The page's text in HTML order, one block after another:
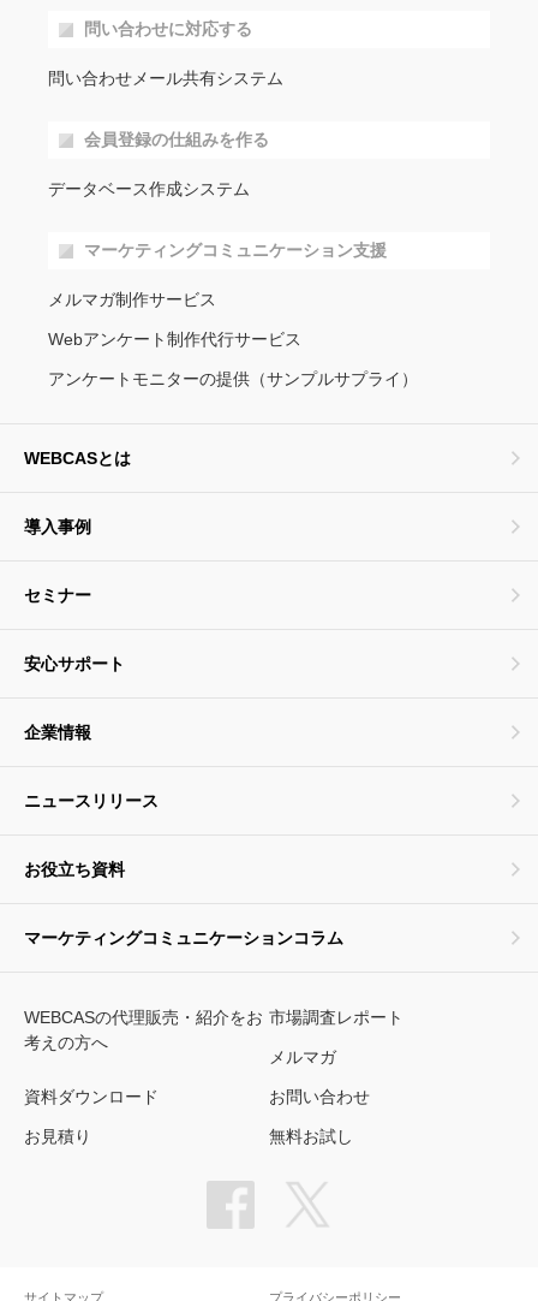
問い合わせに対応する
問い合わせメール共有システム
会員登録の仕組みを作る
データベース作成システム
マーケティングコミュニケーション支援
メルマガ制作サービス
Webアンケート制作代行サービス
アンケートモニターの提供（サンプルサプライ）
WEBCASとは
導入事例
セミナー
安心サポート
企業情報
ニュースリリース
お役立ち資料
マーケティングコミュニケーションコラム
WEBCASの代理販売・紹介をお
考えの方へ
市場調査レポート
メルマガ
資料ダウンロード お問い合わせ
お見積り 無料お試し
サイトマップ プライバシーポリシー